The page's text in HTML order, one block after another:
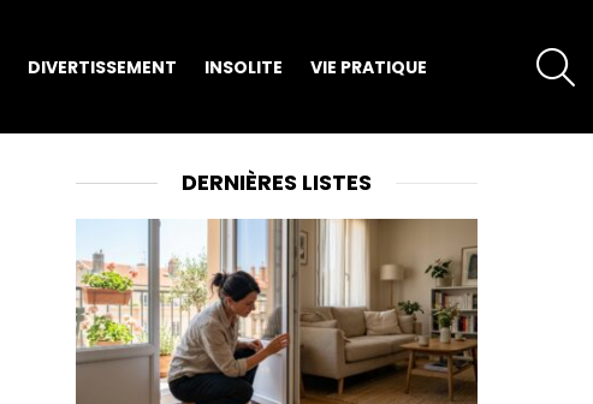
DIVERTISSEMENT INSOLITE VIE PRATIQUE
DERNIÈRES LISTES